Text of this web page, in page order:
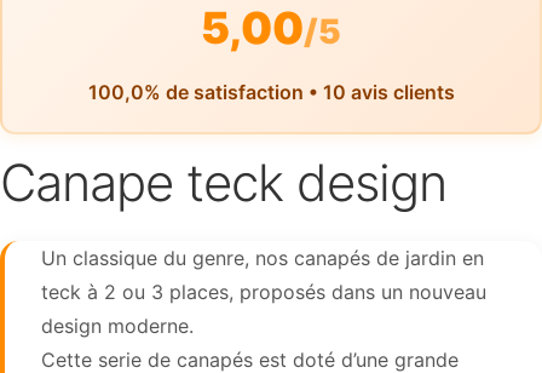
5,00/5
100,0% de satisfaction • 10 avis clients
Canape teck design
Un classique du genre, nos canapés de jardin en
teck à 2 ou 3 places, proposés dans un nouveau
design moderne.
Cette serie de canapés est doté d’une grande